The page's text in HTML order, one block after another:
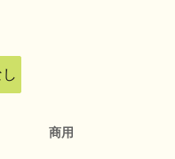
商用